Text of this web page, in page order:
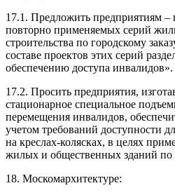
17.1. Предложить предприятиям –
повторно применяемых серий
строительства по городскому
составе проектов этих серий
обеспечению доступа инвалидов».
17.2. Просить предприятия,
стационарное специальное
перемещения инвалидов,
учетом требований доступности
на креслах-колясках, в целях
жилых и общественных зданий по
18. Москомархитектуре: